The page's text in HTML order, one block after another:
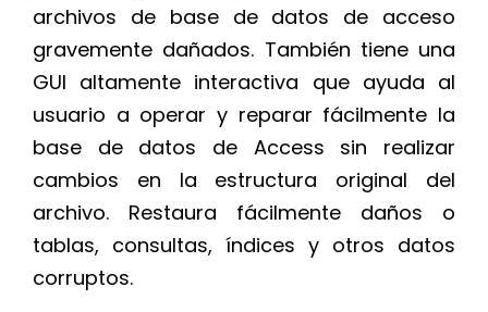
archivos de base de datos de acceso
gravemente dañados. También tiene una
GUI altamente interactiva que ayuda al
usuario a operar y reparar fácilmente la
base de datos de Access sin realizar
cambios en la estructura original del
archivo. Restaura fácilmente daños o
tablas, consultas, índices y otros datos
corruptos.